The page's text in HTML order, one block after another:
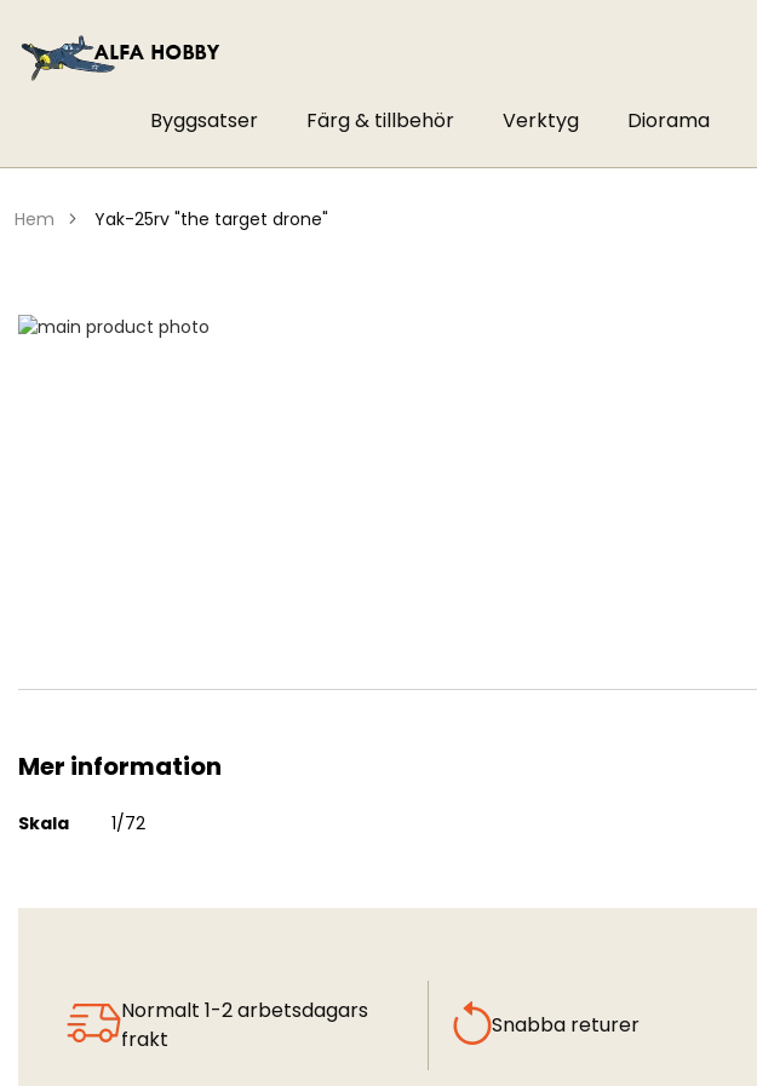
Byggsatser Färg & tillbehör Verktyg Diorama
hem yak-25rv "the target drone"
Hoppa
Mer information
Mer
Skala 1/72
Normalt 1-2 arbetsdagars
frakt
Snabba returer